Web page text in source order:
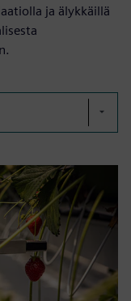
ja älykkäillä